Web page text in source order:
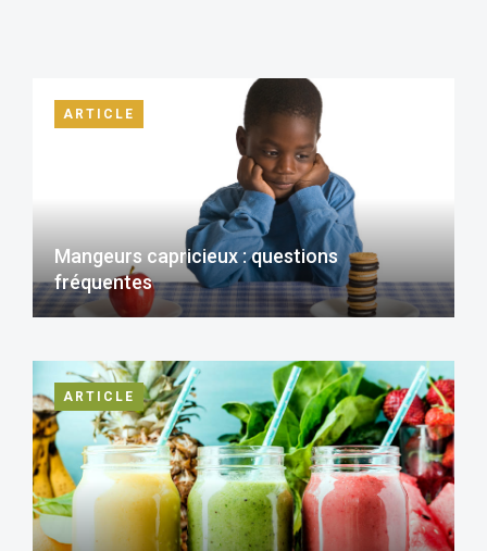
ARTICLE
Mangeurs capricieux : questions
fréquentes
ARTICLE